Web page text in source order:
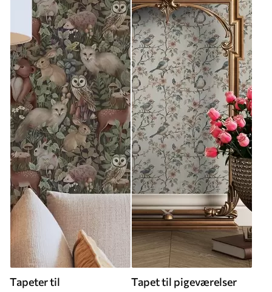
Tapeter til
Tapet til pigeværelser